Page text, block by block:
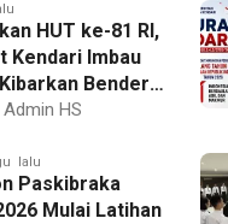
HUT ke-81 RI,
Kendari Imbau
Bendera
dan Gelar
Admin HS
lalu
Paskibraka
Mulai Latihan